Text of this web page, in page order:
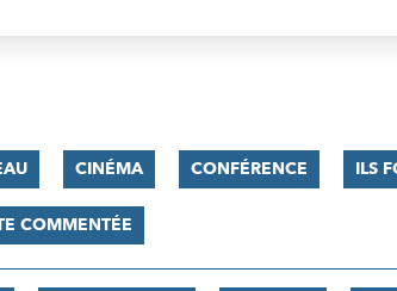
CINÉMA CONFÉRENCE ILS
COMMENTÉE